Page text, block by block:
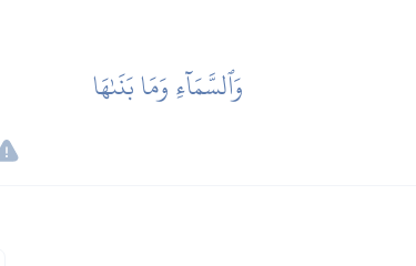
وَٱلسَّمَآءِ وَمَا بَنَىٰهَا